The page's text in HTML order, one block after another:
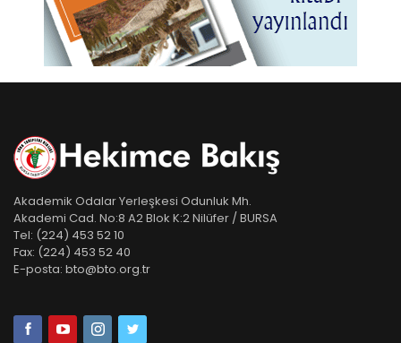
Akademik Odalar Yerleşkesi Odunluk Mh.
Akademi Cad. No:8 A2 Blok K:2 Nilüfer / BURSA
Tel: (224) 453 52 10
Fax: (224) 453 52 40
E-posta: bto@bto.org.tr